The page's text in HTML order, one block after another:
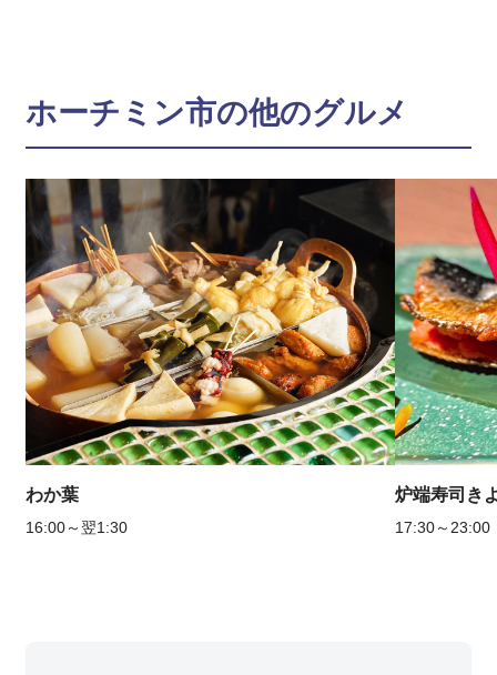
ホーチミン市の他のグルメ
わか葉
16:00～翌1:30
炉端寿司き
17:30～23:00